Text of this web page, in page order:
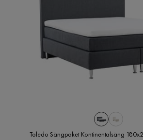
Toledo Sängpaket Kontinentalsäng